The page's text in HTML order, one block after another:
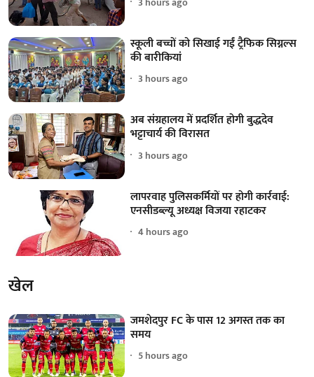
स्कूली बच्चों को सिखाई गईं ट्रैफिक सिग्नल्स
की बारीकियां
3 hours ago
अब संग्रहालय में प्रदर्शित होगी बुद्धदेव
भट्टाचार्य की विरासत
3 hours ago
लापरवाह पुलिसकर्मियों पर होगी कार्रवाई:
एनसीडब्ल्यू अध्यक्ष विजया रहाटकर
4 hours ago
खेल
जमशेदपुर FC के पास 12 अगस्त तक का
समय
5 hours ago